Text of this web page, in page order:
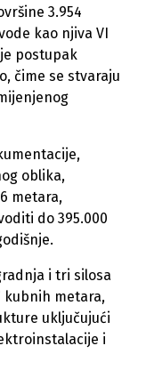
3.954
kao njiva VI
postupak
čime se stvaraju
oblika,
metara,
do 395.000
i tri silosa
kubnih metara,
uključujući
i